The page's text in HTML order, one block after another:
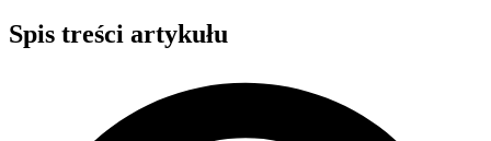
Spis treści artykułu